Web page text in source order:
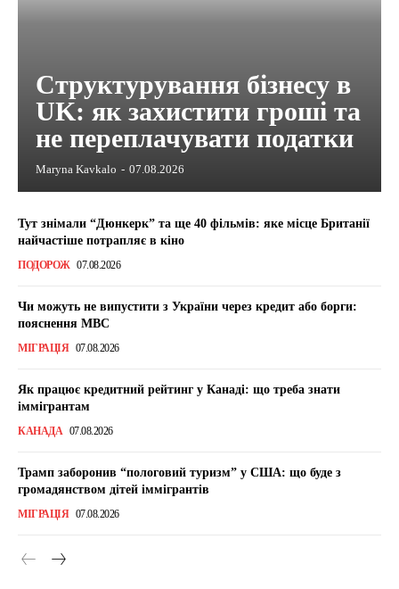
Структурування бізнесу в
UK: як захистити гроші та
не переплачувати податки
Maryna Kavkalo - 07.08.2026
Тут знімали “Дюнкерк” та ще 40 фільмів: яке місце Британії
найчастіше потрапляє в кіно
ПОДОРОЖ 07.08.2026
Чи можуть не випустити з України через кредит або борги:
пояснення МВС
МІГРАЦІЯ 07.08.2026
Як працює кредитний рейтинг у Канаді: що треба знати
іммігрантам
КАНАДА 07.08.2026
Трамп заборонив “пологовий туризм” у США: що буде з
громадянством дітей іммігрантів
МІГРАЦІЯ 07.08.2026